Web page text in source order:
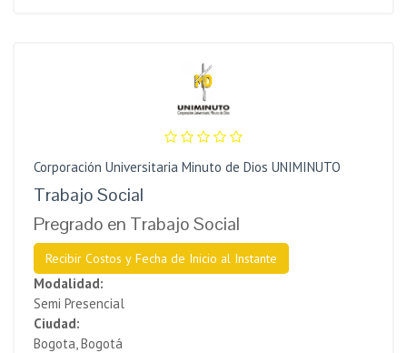
Corporación Universitaria Minuto de Dios UNIMINUTO
Trabajo Social
Pregrado en Trabajo Social
Recibir Costos y Fecha de Inicio al Instante
Modalidad:
Semi Presencial
Ciudad:
Bogota, Bogotá